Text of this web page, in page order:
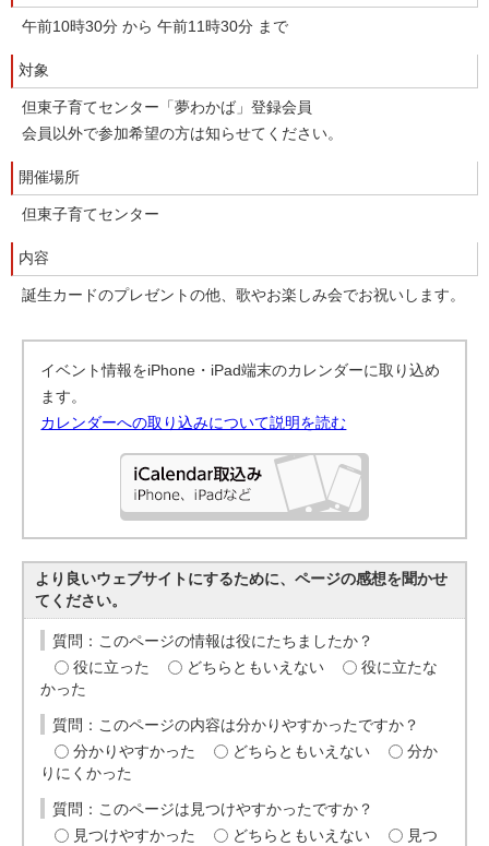
午前10時30分 から 午前11時30分 まで
対象
但東子育てセンター「夢わかば」登録会員
会員以外で参加希望の方は知らせてください。
開催場所
但東子育てセンター
内容
誕生カードのプレゼントの他、歌やお楽しみ会でお祝いします。
イベント情報をiPhone・iPad端末のカレンダーに取り込め
ます。
カレンダーへの取り込みについて説明を読む
より良いウェブサイトにするために、ページの感想を聞かせ
てください。
質問：このページの情報は役にたちましたか？
役に立った
どちらともいえない
役に立たな
かった
質問：このページの内容は分かりやすかったですか？
分かりやすかった
どちらともいえない
分か
りにくかった
質問：このページは見つけやすかったですか？
見つけやすかった
どちらともいえない
見つ